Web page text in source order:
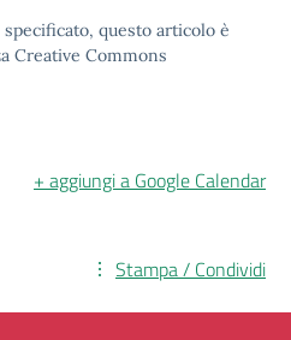
questo articolo è
Creative Commons
+ aggiungi a Google Calendar
Stampa / Condividi